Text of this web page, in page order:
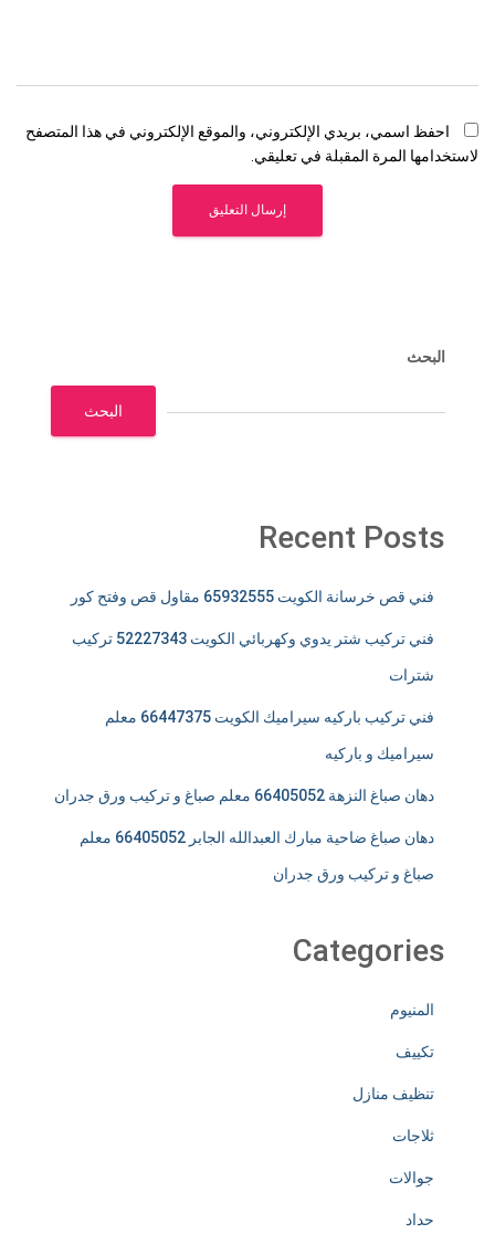
احفظ اسمي، بريدي الإلكتروني، والموقع الإلكتروني في هذا المتصفح
لاستخدامها المرة المقبلة في تعليقي.
البحث
البحث
Recent Posts
فني قص خرسانة الكويت 65932555 مقاول قص وفتح كور
فني تركيب شتر يدوي وكهربائي الكويت 52227343 تركيب
شترات
فني تركيب باركيه سيراميك الكويت 66447375 معلم
سيراميك و باركيه
دهان صباغ النزهة 66405052 معلم صباغ و تركيب ورق جدران
دهان صباغ ضاحية مبارك العبدالله الجابر 66405052 معلم
صباغ و تركيب ورق جدران
Categories
المنيوم
تكييف
تنظيف منازل
ثلاجات
جوالات
حداد